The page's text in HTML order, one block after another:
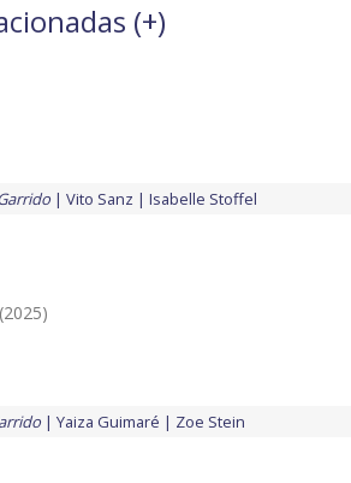
(+)
Vito Sanz Isabelle Stoffel
(2025)
Yaiza Guimaré Zoe Stein